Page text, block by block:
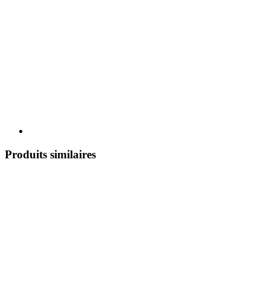
Produits similaires